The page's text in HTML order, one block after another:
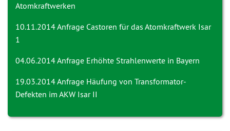
Atomkraftwerken
10.11.2014 Anfrage Castoren für das Atomkraftwerk Isar
1
04.06.2014 Anfrage Erhöhte Strahlenwerte in Bayern
19.03.2014 Anfrage Häufung von Transformator-
Defekten im AKW Isar II